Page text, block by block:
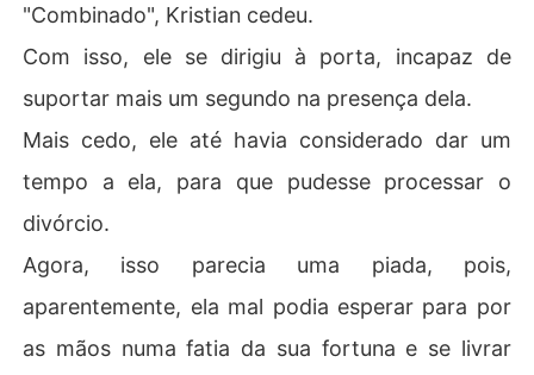
"Combinado", Kristian cedeu.
Com isso, ele se dirigiu à porta, incapaz de
suportar mais um segundo na presença dela.
Mais cedo, ele até havia considerado dar um
tempo a ela, para que pudesse processar o
divórcio.
Agora, isso parecia uma piada, pois,
aparentemente, ela mal podia esperar para por
as mãos numa fatia da sua fortuna e se livrar